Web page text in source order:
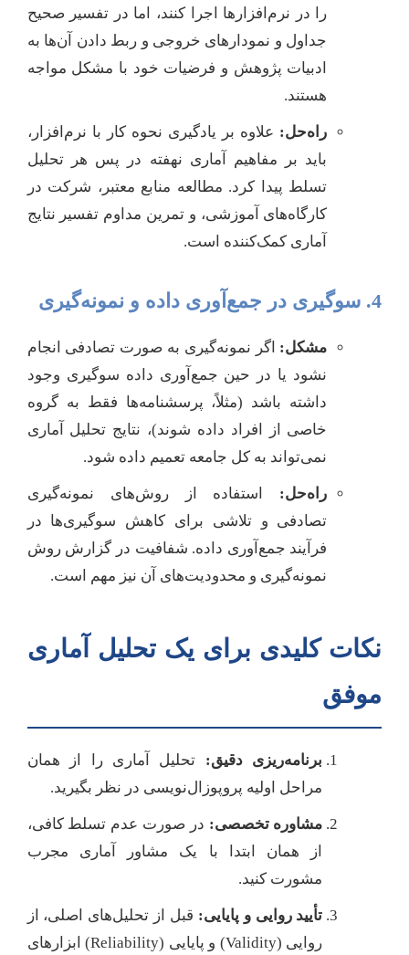
را در نرم‌افزارها اجرا کنند، اما در تفسیر صحیح
جداول و نمودارهای خروجی و ربط دادن آن‌ها به
ادبیات پژوهش و فرضیات خود با مشکل مواجه
هستند.
راه‌حل: علاوه بر یادگیری نحوه کار با نرم‌افزار،
باید بر مفاهیم آماری نهفته در پس هر تحلیل
تسلط پیدا کرد. مطالعه منابع معتبر، شرکت در
کارگاه‌های آموزشی، و تمرین مداوم تفسیر نتایج
آماری کمک‌کننده است.
4. سوگیری در جمع‌آوری داده و نمونه‌گیری
مشکل: اگر نمونه‌گیری به صورت تصادفی انجام
نشود یا در حین جمع‌آوری داده سوگیری وجود
داشته باشد (مثلاً، پرسشنامه‌ها فقط به گروه
خاصی از افراد داده شوند)، نتایج تحلیل آماری
نمی‌تواند به کل جامعه تعمیم داده شود.
راه‌حل: استفاده از روش‌های نمونه‌گیری
تصادفی و تلاشی برای کاهش سوگیری‌ها در
فرآیند جمع‌آوری داده. شفافیت در گزارش روش
نمونه‌گیری و محدودیت‌های آن نیز مهم است.
نکات کلیدی برای یک تحلیل آماری
موفق
برنامه‌ریزی دقیق: تحلیل آماری را از همان
مراحل اولیه پروپوزال‌نویسی در نظر بگیرید.
مشاوره تخصصی: در صورت عدم تسلط کافی،
از همان ابتدا با یک مشاور آماری مجرب
مشورت کنید.
تأیید روایی و پایایی: قبل از تحلیل‌های اصلی، از
روایی (Validity) و پایایی (Reliability) ابزارهای